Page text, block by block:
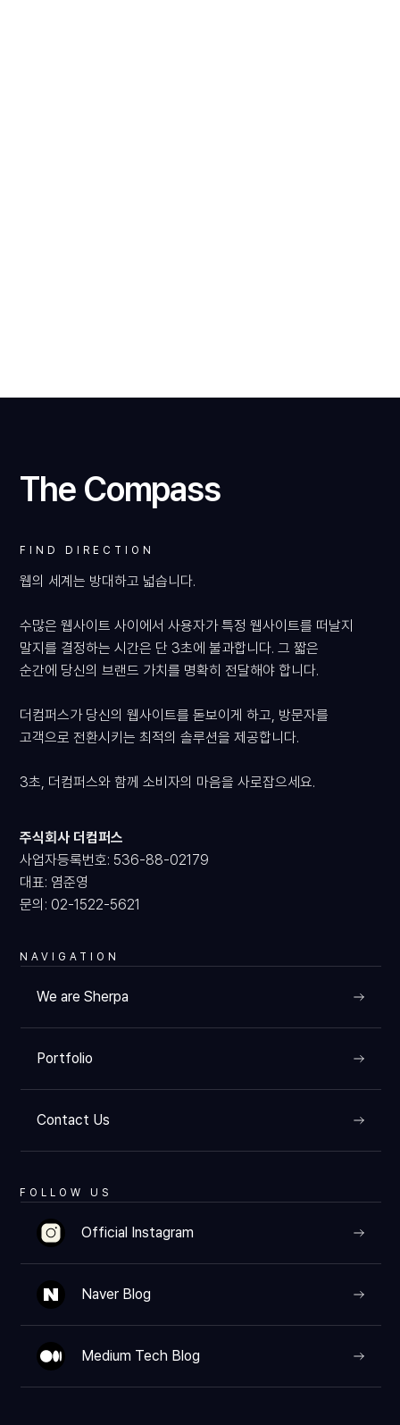
The Compass
FIND DIRECTION
웹의 세계는 방대하고 넓습니다.
수많은 웹사이트 사이에서 사용자가 특정 웹사이트를 떠날지
말지를 결정하는 시간은 단 3초에 불과합니다. 그 짧은
순간에 당신의 브랜드 가치를 명확히 전달해야 합니다.
더컴퍼스가 당신의 웹사이트를 돋보이게 하고, 방문자를
고객으로 전환시키는 최적의 솔루션을 제공합니다.
3초, 더컴퍼스와 함께 소비자의 마음을 사로잡으세요.
주식회사 더컴퍼스
사업자등록번호: 536-88-02179
대표: 염준영
문의: 02-1522-5621
NAVIGATION
We are Sherpa
Portfolio
Contact Us
FOLLOW US
Official Instagram
Naver Blog
Medium Tech Blog